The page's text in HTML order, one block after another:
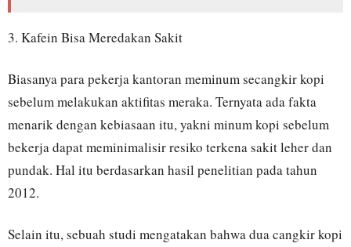
3. Kafein Bisa Meredakan Sakit
Biasanya para pekerja kantoran meminum secangkir kopi
sebelum melakukan aktifitas meraka. Ternyata ada fakta
menarik dengan kebiasaan itu, yakni minum kopi sebelum
bekerja dapat meminimalisir resiko terkena sakit leher dan
pundak. Hal itu berdasarkan hasil penelitian pada tahun
2012.
Selain itu, sebuah studi mengatakan bahwa dua cangkir kopi